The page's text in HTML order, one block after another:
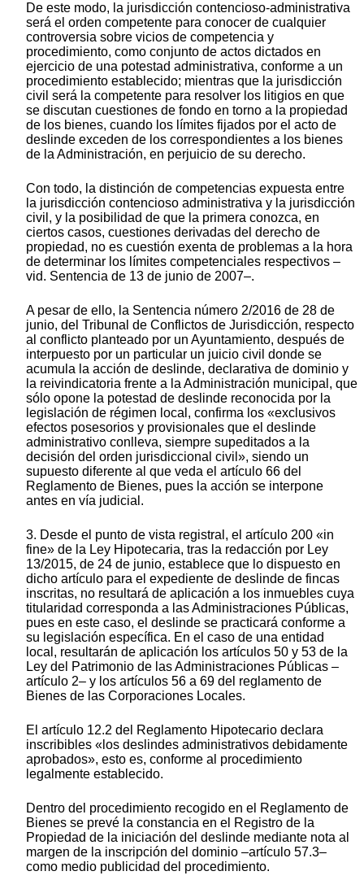
De este modo, la jurisdicción contencioso-administrativa
será el orden competente para conocer de cualquier
controversia sobre vicios de competencia y
procedimiento, como conjunto de actos dictados en
ejercicio de una potestad administrativa, conforme a un
procedimiento establecido; mientras que la jurisdicción
civil será la competente para resolver los litigios en que
se discutan cuestiones de fondo en torno a la propiedad
de los bienes, cuando los límites fijados por el acto de
deslinde exceden de los correspondientes a los bienes
de la Administración, en perjuicio de su derecho.
Con todo, la distinción de competencias expuesta entre
la jurisdicción contencioso administrativa y la jurisdicción
civil, y la posibilidad de que la primera conozca, en
ciertos casos, cuestiones derivadas del derecho de
propiedad, no es cuestión exenta de problemas a la hora
de determinar los límites competenciales respectivos –
vid. Sentencia de 13 de junio de 2007–.
A pesar de ello, la Sentencia número 2/2016 de 28 de
junio, del Tribunal de Conflictos de Jurisdicción, respecto
al conflicto planteado por un Ayuntamiento, después de
interpuesto por un particular un juicio civil donde se
acumula la acción de deslinde, declarativa de dominio y
la reivindicatoria frente a la Administración municipal, que
sólo opone la potestad de deslinde reconocida por la
legislación de régimen local, confirma los «exclusivos
efectos posesorios y provisionales que el deslinde
administrativo conlleva, siempre supeditados a la
decisión del orden jurisdiccional civil», siendo un
supuesto diferente al que veda el artículo 66 del
Reglamento de Bienes, pues la acción se interpone
antes en vía judicial.
3. Desde el punto de vista registral, el artículo 200 «in
fine» de la Ley Hipotecaria, tras la redacción por Ley
13/2015, de 24 de junio, establece que lo dispuesto en
dicho artículo para el expediente de deslinde de fincas
inscritas, no resultará de aplicación a los inmuebles cuya
titularidad corresponda a las Administraciones Públicas,
pues en este caso, el deslinde se practicará conforme a
su legislación específica. En el caso de una entidad
local, resultarán de aplicación los artículos 50 y 53 de la
Ley del Patrimonio de las Administraciones Públicas –
artículo 2– y los artículos 56 a 69 del reglamento de
Bienes de las Corporaciones Locales.
El artículo 12.2 del Reglamento Hipotecario declara
inscribibles «los deslindes administrativos debidamente
aprobados», esto es, conforme al procedimiento
legalmente establecido.
Dentro del procedimiento recogido en el Reglamento de
Bienes se prevé la constancia en el Registro de la
Propiedad de la iniciación del deslinde mediante nota al
margen de la inscripción del dominio –artículo 57.3–
como medio publicidad del procedimiento.